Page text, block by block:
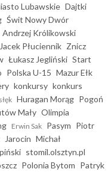
Lubawskie Dajtki
Świt Nowy Dwór
Andrzej Królikowski
Jacek Płuciennik Znicz
Łukasz Jegliński Start
Polska U-15 Mazur Ełk
konkursy konkurs
Huragan Morąg Pogoń
Mały Olimpia
Erwin Sak Pasym Piotr
Jarocin Michał
stomil.olsztyn.pl
Polonia Bytom Patryk